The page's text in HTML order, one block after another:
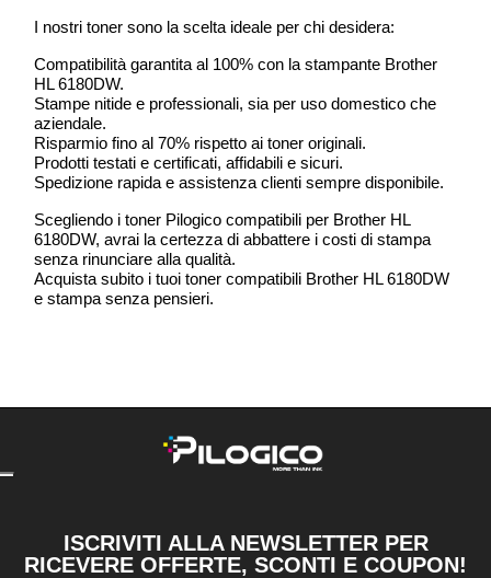
I nostri toner sono la scelta ideale per chi desidera:
Compatibilità garantita al 100% con la stampante Brother
HL 6180DW.
Stampe nitide e professionali, sia per uso domestico che
aziendale.
Risparmio fino al 70% rispetto ai toner originali.
Prodotti testati e certificati, affidabili e sicuri.
Spedizione rapida e assistenza clienti sempre disponibile.
Scegliendo i toner Pilogico compatibili per Brother HL
6180DW, avrai la certezza di abbattere i costi di stampa
senza rinunciare alla qualità.
Acquista subito i tuoi toner compatibili Brother HL 6180DW
e stampa senza pensieri.
ISCRIVITI ALLA NEWSLETTER PER
RICEVERE OFFERTE, SCONTI E COUPON!